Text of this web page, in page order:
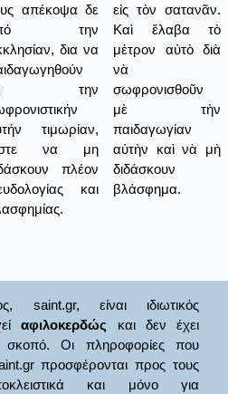
απέκοψα δε
την
δια να
την
τιμωρίαν,
να μη
πλέον
και
εἰς τὸν σατανᾶν.
Καὶ ἔλαβα τὸ
μέτρον αὐτὸ διὰ
νὰ
σωφρονισθοῦν
μὲ τὴν
παιδαγωγίαν
αὐτὴν καὶ νὰ μὴ
διδάσκουν
βλάσφημα.
είναι ιδιωτικός
αφιλοκερδώς και δεν έχει
σκοπό. Οι πληροφορίες που
προσφέρονται προς τους
και μόνο για